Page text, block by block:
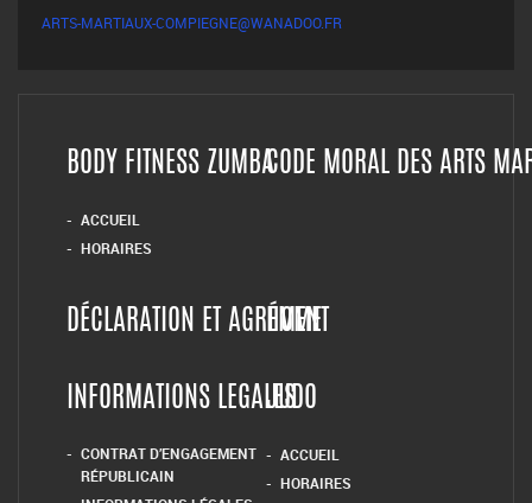
ARTS-MARTIAUX-COMPIEGNE@WANADOO.FR
BODY FITNESS ZUMBA
ACCUEIL
HORAIRES
CODE MORAL DES ARTS
DÉCLARATION ET AGRÉMENT
HOME
INFORMATIONS LEGALES
CONTRAT D’ENGAGEMENT
RÉPUBLICAIN
JUDO
ACCUEIL
HORAIRES